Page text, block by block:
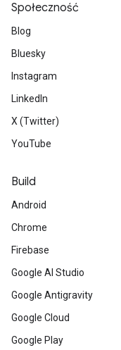
Społeczność
Blog
Bluesky
Instagram
LinkedIn
X (Twitter)
YouTube
Build
Android
Chrome
Firebase
Google AI Studio
Google Antigravity
Google Cloud
Google Play